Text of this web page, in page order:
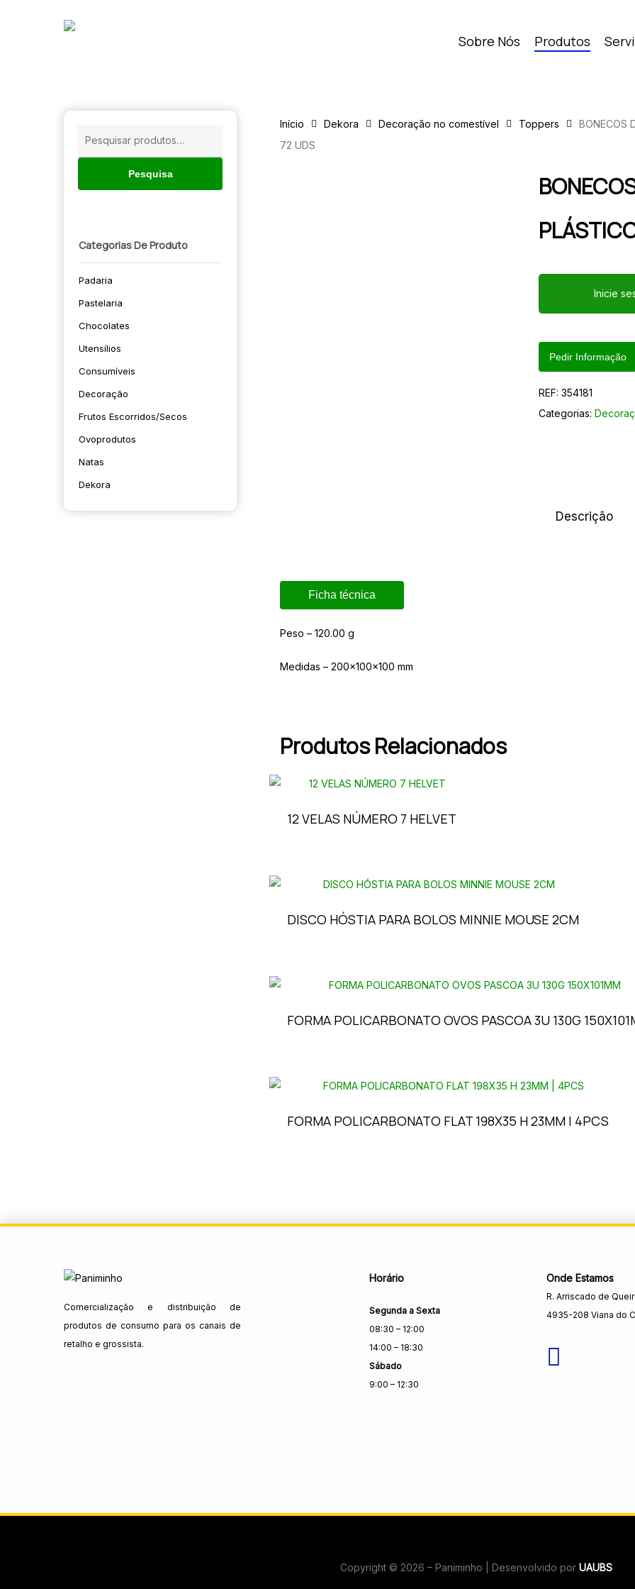
🔍
Sobre Nós Produtos
Pesquisa
Categorias De Produto
Padaria
Pastelaria
Chocolates
Utensílios
Consumíveis
Decoração
Frutos Escorridos/secos
Ovoprodutos
Natas
Dekora
Início Dekora Decoração no comestível Toppers
BONECOS
72 UDS
Inicie
Pedir Informação
REF:354181
Categorias:
Descrição
Ficha técnica
Peso – 120.00 g
Medidas – 200x100x100 mm
Produtos Relacionados
12 VELAS NÚMERO 7 HELVET
DISCO HÓSTIA PARA BOLOS MINNIE MOUSE 2CM
FORMA POLICARBONATO OVOS PASCOA 3U 130G
FORMA POLICARBONATO FLAT 198X35 H 23MM | 4PCS
Comercialização e distribuição de
produtos de consumo para os canais de
retalho e grossista.
Horário
Segunda a Sexta
08:30 – 12:00
14:00 – 18:30
Sábado
9:00 – 12:30
Onde Estamos
R. Arriscado de
4935-208 Viana do
Copyright © 2026 – Paniminho | Desenvolvido por UAUBS